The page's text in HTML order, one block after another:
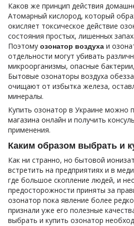
Каков же принцип действия
Атомарный кислород, который
окисляет токсическое действие
состояния простых, лишенных
Поэтому озонатор воздуха и
отдельности могут убивать
микроорганизмы, опасные
Бытовые озонаторы воздуха
очищают от избытка железа,
минералы.
Купить озонатор в Украине можно
магазина онлайн и получить
применения.
Каким образом выбрать и
Как ни странно, но бытовой
встретить на предприятиях и в
где большое скопление людей, и
предосторожности приняты за
озонатор пока явление более
признали уже его полезные
выбрать и купить озонатор